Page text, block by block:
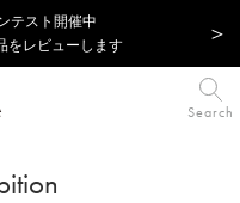
テスト開催中
をレビューします
Search